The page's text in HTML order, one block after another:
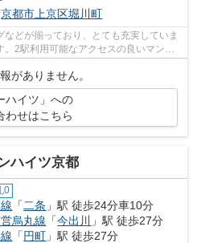
京都市上京区堀川町
どが揃っており、とても充実していま
2駅利用可能なアクセスの良いマンシ
がありません。
ハイツ」への
わせはこちら
ハイツ京都
0
「 二条 」駅 徒歩24分車10分
烏丸線 「今出川
」駅 徒歩27分
「円町 」駅 徒歩27分